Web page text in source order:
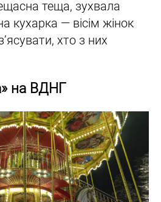
теща, зухвала
кухарка — вісім жінок
хто з них
на ВДНГ